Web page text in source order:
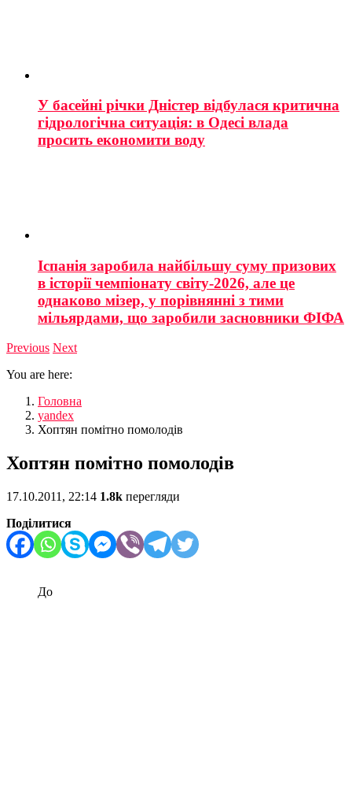
У басейні річки Дністер відбулася критична
гідрологічна ситуація: в Одесі влада
просить економити воду
Іспанія заробила найбільшу суму призових
в історії чемпіонату світу-2026, але це
однаково мізер, у порівнянні з тими
мільярдами, що заробили засновники ФІФА
Previous Next
You are here:
Головна
yandex
Хоптян помітно помолодів
Хоптян помітно помолодів
17.10.2011, 22:14 1.8k перегляди
Поділитися
До